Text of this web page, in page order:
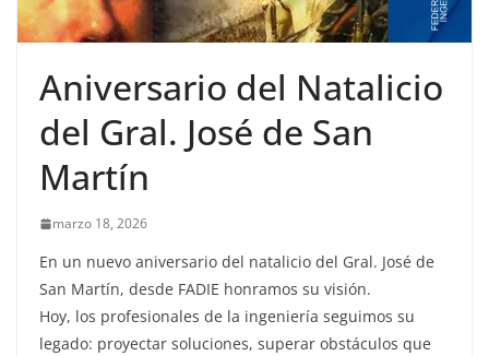
Aniversario del Natalicio
del Gral. José de San
Martín
marzo 18, 2026
En un nuevo aniversario del natalicio del Gral. José de
San Martín, desde FADIE honramos su visión.
Hoy, los profesionales de la ingeniería seguimos su
legado: proyectar soluciones, superar obstáculos que